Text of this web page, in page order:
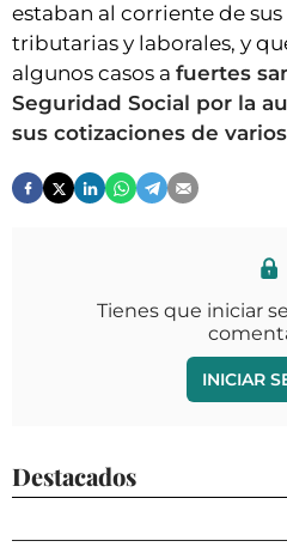
estaban al corriente de
tributarias y laborales, y
algunos casos a fuertes
Seguridad Social por la
sus cotizaciones de
Tienes que iniciar
INICIAR
Destacados